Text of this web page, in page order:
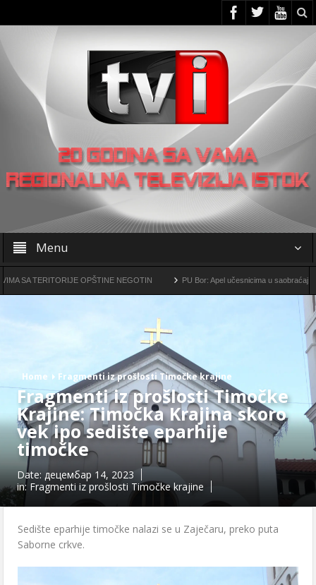
Menu
OPŠTINE NEGOTIN PU Bor: Apel učesnicima u saobraćaju da povećaju
Home Fragmenti iz prošlosti Timočke krajine
Fragmenti iz prošlosti Timočke
Krajine: Timočka Krajina skoro
vek ipo sedište eparhije
timočke
Date: децембар 14, 2023
in: Fragmenti iz prošlosti Timočke krajine
Sedište eparhije timočke nalazi se u Zaječaru, preko puta
Saborne crkve.